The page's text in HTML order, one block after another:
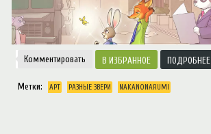
Комментировать ИЗБРАННОЕ ПОДРОБНЕЕ
Метки: АРТ РАЗНЫЕ ЗВЕРИ NAKANONARUMI